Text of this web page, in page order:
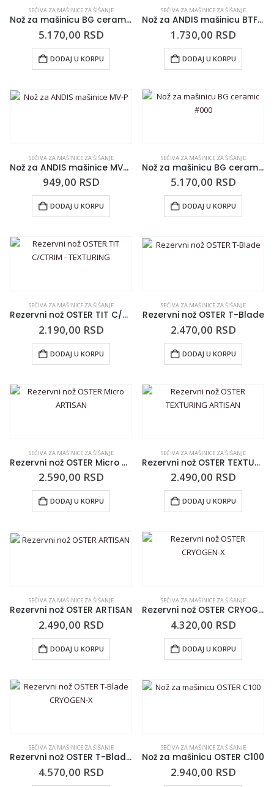
SEČIVA ZA MAŠINICE ZA ŠIŠANJE
Nož za mašinicu BG ceramic #0000
5.170,00 RSD
DODAJ U KORPU
SEČIVA ZA MAŠINICE ZA ŠIŠANJE
Nož za ANDIS mašinicu BTF SET
1.730,00 RSD
DODAJ U KORPU
SEČIVA ZA MAŠINICE ZA ŠIŠANJE
Nož za ANDIS mašinice MV-P
949,00 RSD
DODAJ U KORPU
SEČIVA ZA MAŠINICE ZA ŠIŠANJE
Nož za mašinicu BG ceramic #000
5.170,00 RSD
DODAJ U KORPU
SEČIVA ZA MAŠINICE ZA ŠIŠANJE
Rezervni nož OSTER TIT C/CTRIM – TEXTURING
2.190,00 RSD
DODAJ U KORPU
SEČIVA ZA MAŠINICE ZA ŠIŠANJE
Rezervni nož OSTER T-Blade
2.470,00 RSD
DODAJ U KORPU
SEČIVA ZA MAŠINICE ZA ŠIŠANJE
Rezervni nož OSTER Micro ARTISAN
2.590,00 RSD
DODAJ U KORPU
SEČIVA ZA MAŠINICE ZA ŠIŠANJE
Rezervni nož OSTER TEXTURING ARTISAN
2.490,00 RSD
DODAJ U KORPU
SEČIVA ZA MAŠINICE ZA ŠIŠANJE
Rezervni nož OSTER ARTISAN
2.490,00 RSD
DODAJ U KORPU
SEČIVA ZA MAŠINICE ZA ŠIŠANJE
Rezervni nož OSTER CRYOGEN-X
4.320,00 RSD
DODAJ U KORPU
SEČIVA ZA MAŠINICE ZA ŠIŠANJE
Rezervni nož OSTER T-Blade CRYOGEN-X
4.570,00 RSD
SEČIVA ZA MAŠINICE ZA ŠIŠANJE
Nož za mašinicu OSTER C100
2.940,00 RSD